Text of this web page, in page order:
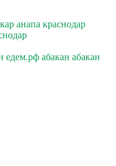
анапа краснодар
едем.рф абакан абакан